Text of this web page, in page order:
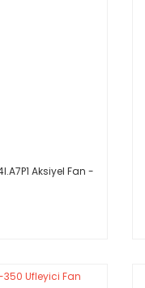
Aksiyel Fan -